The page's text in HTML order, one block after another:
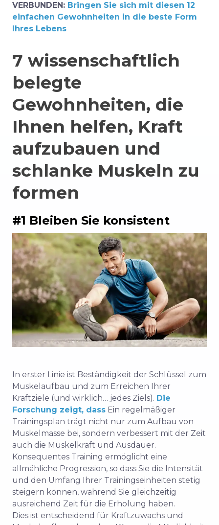
VERBUNDEN: Bringen Sie sich mit diesen 12
einfachen Gewohnheiten in die beste Form
Ihres Lebens
7 wissenschaftlich
belegte
Gewohnheiten, die
Ihnen helfen, Kraft
aufzubauen und
schlanke Muskeln zu
formen
#1 Bleiben Sie konsistent
In erster Linie ist Beständigkeit der Schlüssel zum
Muskelaufbau und zum Erreichen Ihrer
Kraftziele (und wirklich… jedes Ziels). Die
Forschung zeigt, dass Ein regelmäßiger
Trainingsplan trägt nicht nur zum Aufbau von
Muskelmasse bei, sondern verbessert mit der Zeit
auch die Muskelkraft und Ausdauer.
Konsequentes Training ermöglicht eine
allmähliche Progression, so dass Sie die Intensität
und den Umfang Ihrer Trainingseinheiten stetig
steigern können, während Sie gleichzeitig
ausreichend Zeit für die Erholung haben.
Dies ist entscheidend für Kraftzuwachs und